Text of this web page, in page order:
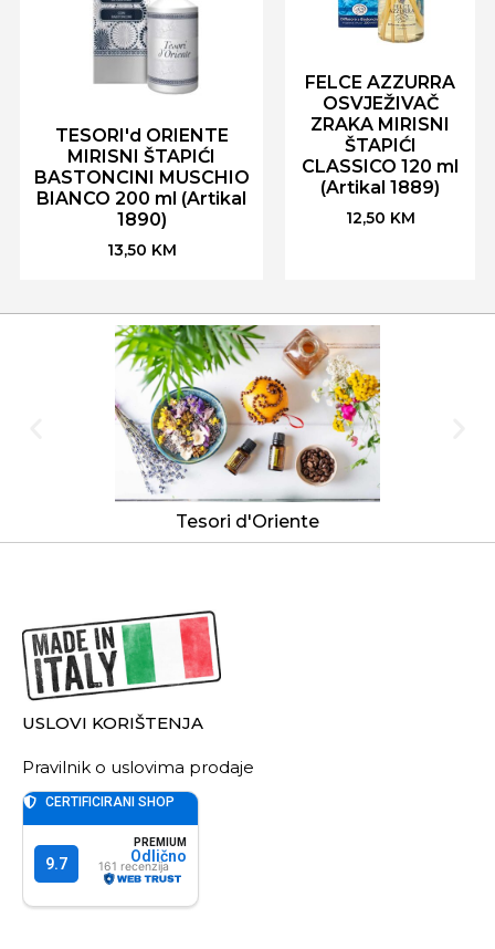
TESORI'd ORIENTE
MIRISNI ŠTAPIĆI
BASTONCINI MUSCHIO
BIANCO 200 ml (Artikal
1890)
13,50 KM
FELCE AZZURRA
OSVJEŽIVAČ
ZRAKA MIRISNI
ŠTAPIĆI
CLASSICO 120 ml
(Artikal 1889)
12,50 KM
Tesori d'Oriente
USLOVI KORIŠTENJA
Pravilnik o uslovima prodaje